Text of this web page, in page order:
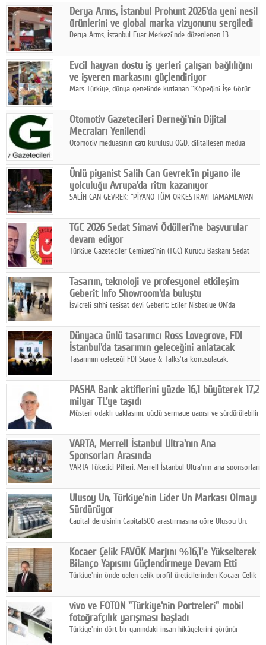
Facebook
Diziler
Karikatür
Youtube
Polemik
Reklam
Yazarlar
Künye
SOSYAL MEDYA
Facebook
Twitter
Google Plus
© 2026 TÜM HAKLARI SAKLIDIR
Derya Arms, İstanbul Prohunt 2026'da yeni nesil
ürünlerini ve global marka vizyonunu sergiledi
Derya Arms, İstanbul Fuar Merkezi'nde düzenlenen 13.
Fuarı'nda sektör profesyonelleri, iş ortakları, bayiler ve son
kullanıcılarla bir araya geldi.
Evcil hayvan dostu iş yerleri çalışan bağlılığını
ve işveren markasını güçlendiriyor
Mars Türkiye, dünya genelinde kutlanan "Köpeğini İşe Götür
çalışan bağlılığı, iyi olma hali ve işveren markası üzerindeki
etkisine dikkat çekti.
Otomotiv Gazetecileri Derneği'nin Dijital
Mecraları Yenilendi
Otomotiv medyasının çatı kuruluşu OGD, dijitalleşen medya
hedefiyle internet sitesini ve sosyal medya kanallarını yeniledi.
Ünlü piyanist Salih Can Gevrek'in piyano ile
yolculuğu Avrupa'da ritm kazanıyor
SALİH CAN GEVREK: “PİYANO TÜM ORKESTRAYI TAMAMLAYAN
ETKİ YARATIYOR"
TGC 2026 Sedat Simavi Ödülleri'ne başvurular
devam ediyor
Türkiye Gazeteciler Cemiyeti'nin (TGC) Kurucu Başkanı Sedat
Tasarım, teknoloji ve profesyonel etkileşim
Geberit Info Showroom'da buluştu
İsviçreli sıhhi tesisat devi Geberit; Etiler Nisbetiye ON'da
ortaklığıyla özel bir davete ev sahipliği yaptı.
Dünyaca ünlü tasarımcı Ross Lovegrove, FDI
İstanbul'da tasarımın geleceğini anlatacak
Tasarımın geleceği FDI Stage & Talks'ta konuşulacak.
PASHA Bank aktiflerini yüzde 16,1 büyüterek 17,2
milyar TL'ye taşıdı
Müşteri odaklı yaklaşımı, güçlü sermaye yapısı ve sürdürülebilir
yılının ilk yarısında güçlü finansal performansını korudu.
VARTA, Merrell İstanbul Ultra'nın Ana
Sponsorları Arasında
VARTA Tüketici Pilleri, Merrell İstanbul Ultra'nın ana sponsorları
enerjisine güç katıyor.
Ulusoy Un, Türkiye'nin Lider Un Markası Olmayı
Sürdürüyor
Capital dergisinin Capital500 araştırmasına göre Ulusoy Un,
hasılatıyla Türkiye'nin en büyük 83. firması oldu.
Kocaer Çelik FAVÖK Marjını %16,1'e Yükselterek
Bilanço Yapısını Güçlendirmeye Devam Etti
Türkiye'nin önde gelen çelik profil üreticilerinden Kocaer Çelik
Çelik FAVÖK Marjını %16,1'e yükseltti.
vivo ve FOTON "Türkiye'nin Portreleri" mobil
fotoğrafçılık yarışması başladı
Türkiye'nin dört bir yanındaki insan hikâyelerini görünür